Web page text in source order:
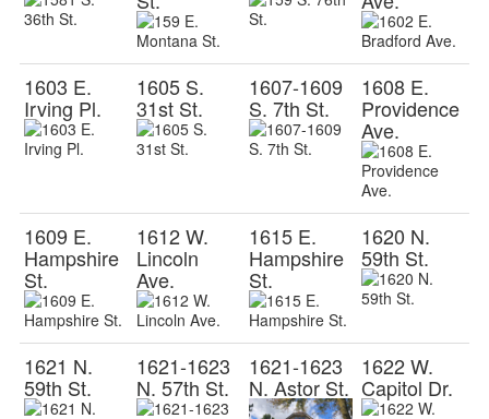
1603 E.
Irving Pl.
1605 S.
31st St.
1607-1609
S. 7th St.
1608 E.
Providence
Ave.
1609 E.
Hampshire
St.
1612 W.
Lincoln
Ave.
1615 E.
Hampshire
St.
1620 N.
59th St.
1621 N.
59th St.
1621-1623
N. 57th St.
1621-1623
N. Astor St.
1622 W.
Capitol Dr.